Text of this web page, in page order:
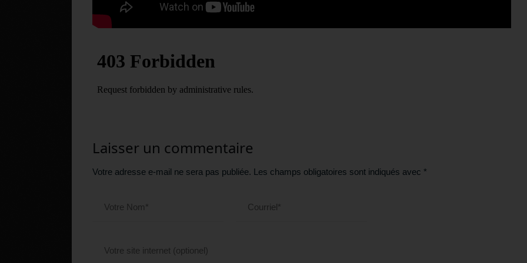
Laisser un commentaire
Votre adresse e-mail ne sera pas publiée. Les champs obligatoires sont indiqués avec *